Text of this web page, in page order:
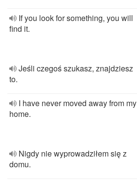
If you look for something, you will
find it.
Jeśli czegoś szukasz, znajdziesz
to.
I have never moved away from my
home.
Nigdy nie wyprowadziłem się z
domu.